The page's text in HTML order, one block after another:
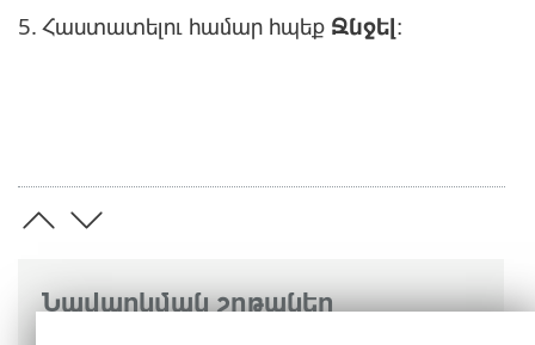
Նավարկման շղթաներ
5. Հաստատելու համար հպեք Ջնջել։